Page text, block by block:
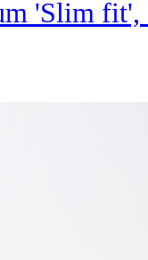
'Slim fit',